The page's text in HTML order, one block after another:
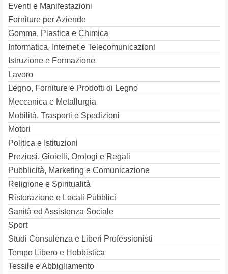
Eventi e Manifestazioni
Forniture per Aziende
Gomma, Plastica e Chimica
Informatica, Internet e Telecomunicazioni
Istruzione e Formazione
Lavoro
Legno, Forniture e Prodotti di Legno
Meccanica e Metallurgia
Mobilità, Trasporti e Spedizioni
Motori
Politica e Istituzioni
Preziosi, Gioielli, Orologi e Regali
Pubblicità, Marketing e Comunicazione
Religione e Spiritualità
Ristorazione e Locali Pubblici
Sanità ed Assistenza Sociale
Sport
Studi Consulenza e Liberi Professionisti
Tempo Libero e Hobbistica
Tessile e Abbigliamento